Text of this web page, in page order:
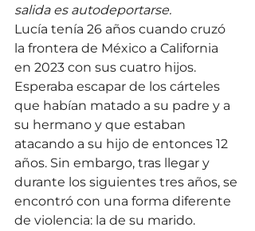
salida es autodeportarse.
Lucía tenía 26 años cuando cruzó
la frontera de México a California
en 2023 con sus cuatro hijos.
Esperaba escapar de los cárteles
que habían matado a su padre y a
su hermano y que estaban
atacando a su hijo de entonces 12
años. Sin embargo, tras llegar y
durante los siguientes tres años, se
encontró con una forma diferente
de violencia: la de su marido.